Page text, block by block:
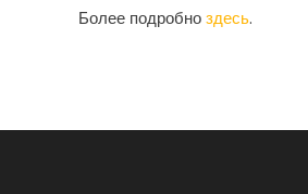
Более подробноздесь.